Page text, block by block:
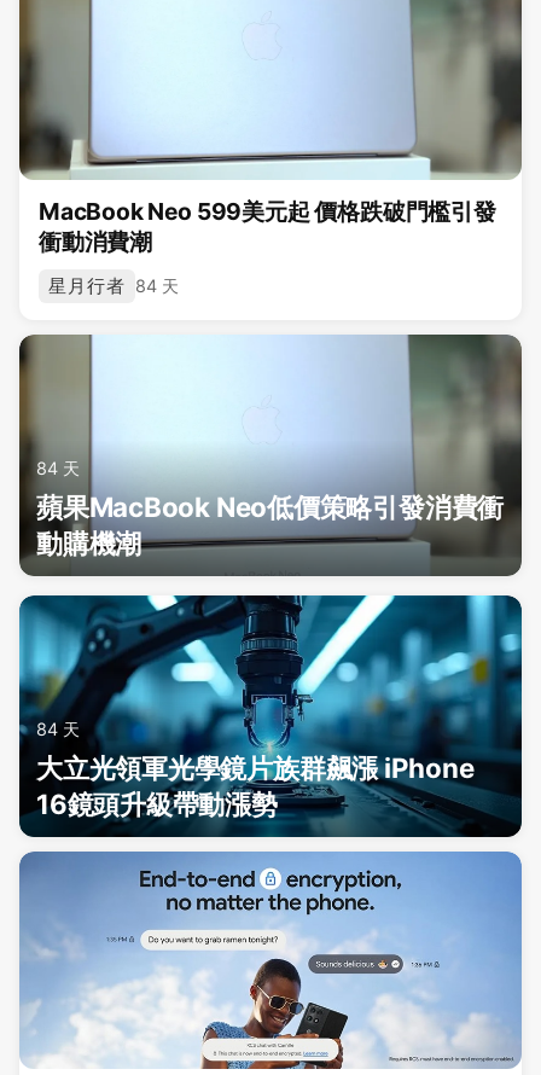
MacBook Neo 599美元起 價格跌破門檻引發
衝動消費潮
星月行者 84 天
84 天
蘋果MacBook Neo低價策略引發消費衝
動購機潮
84 天
大立光領軍光學鏡片族群飆漲 iPhone
16鏡頭升級帶動漲勢